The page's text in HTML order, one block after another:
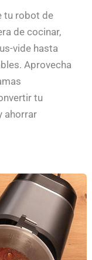
tu robot de
de cocinar,
vide hasta
Aprovecha
tu
ahorrar